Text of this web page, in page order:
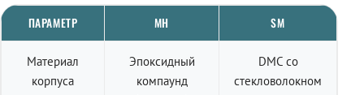
ПАРАМЕТР МН SM
Материал
корпуса
Эпоксидный
компаунд
DMC со
стекловолокном